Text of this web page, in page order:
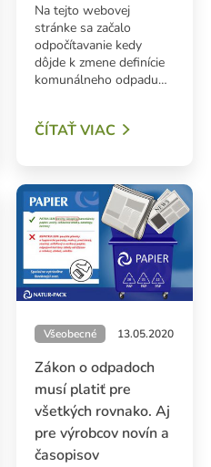
Na tejto webovej
stránke sa začalo
odpočítavanie kedy
dôjde k zmene definície
komunálneho odpadu…
ČÍTAŤ VIAC
Všeobecné 13.05.2020
Zákon o odpadoch
musí platiť pre
všetkých rovnako. Aj
pre výrobcov novín a
časopisov